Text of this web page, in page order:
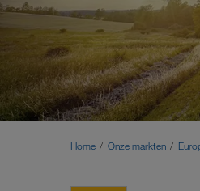
Home Onze markten